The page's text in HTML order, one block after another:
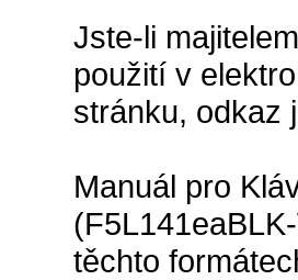
Jste-li
použití v
stránku, odkaz
Manuál pro
těchto